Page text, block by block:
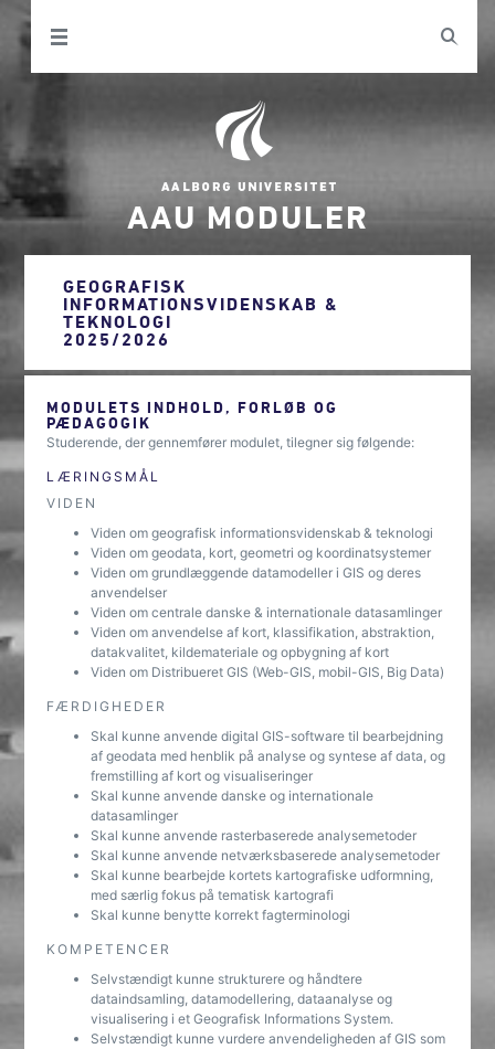
AAU MODULER
GEOGRAFISK
INFORMATIONSVIDENSKAB &
TEKNOLOGI
2025/2026
MODULETS INDHOLD, FORLØB OG
PÆDAGOGIK
Studerende, der gennemfører modulet, tilegner sig følgende:
LÆRINGSMÅL
VIDEN
Viden om geografisk informationsvidenskab & teknologi
Viden om geodata, kort, geometri og koordinatsystemer
Viden om grundlæggende datamodeller i GIS og deres
anvendelser
Viden om centrale danske & internationale datasamlinger
Viden om anvendelse af kort, klassifikation, abstraktion,
datakvalitet, kildemateriale og opbygning af kort
Viden om Distribueret GIS (Web-GIS, mobil-GIS, Big Data)
FÆRDIGHEDER
Skal kunne anvende digital GIS-software til bearbejdning
af geodata med henblik på analyse og syntese af data, og
fremstilling af kort og visualiseringer
Skal kunne anvende danske og internationale
datasamlinger
Skal kunne anvende rasterbaserede analysemetoder
Skal kunne anvende netværksbaserede analysemetoder
Skal kunne bearbejde kortets kartografiske udformning,
med særlig fokus på tematisk kartografi
Skal kunne benytte korrekt fagterminologi
KOMPETENCER
Selvstændigt kunne strukturere og håndtere
dataindsamling, datamodellering, dataanalyse og
visualisering i et Geografisk Informations System.
Selvstændigt kunne vurdere anvendeligheden af GIS som